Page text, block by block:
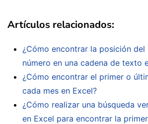
Artículos relacionados:
¿Cómo encontrar la posición
número en una cadena de texto
¿Cómo encontrar el primer o
cada mes en Excel?
¿Cómo realizar una búsqueda
en Excel para encontrar la